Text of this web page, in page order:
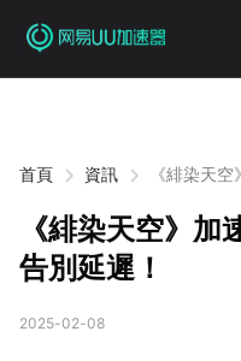
首頁 資訊 《緋染天
《緋染天空》
告別延遲！
2025-02-08